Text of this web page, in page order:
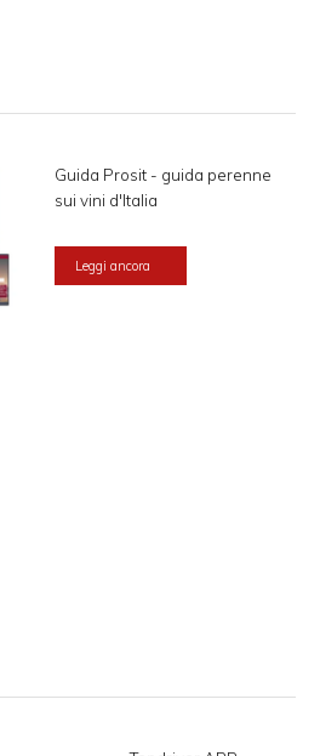
Guida Prosit - guida perenne
sui vini d'Italia
Leggi ancora